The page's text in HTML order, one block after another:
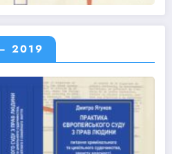
2019